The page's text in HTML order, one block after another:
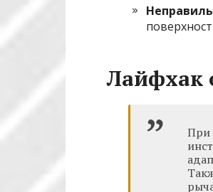
Лайфхак
При